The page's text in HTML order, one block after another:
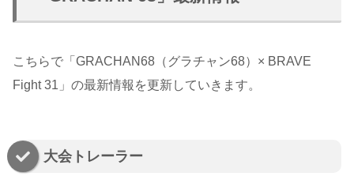
こちらで「GRACHAN68（グラチャン68）× BRAVE
Fight 31」の最新情報を更新していきます。
大会トレーラー